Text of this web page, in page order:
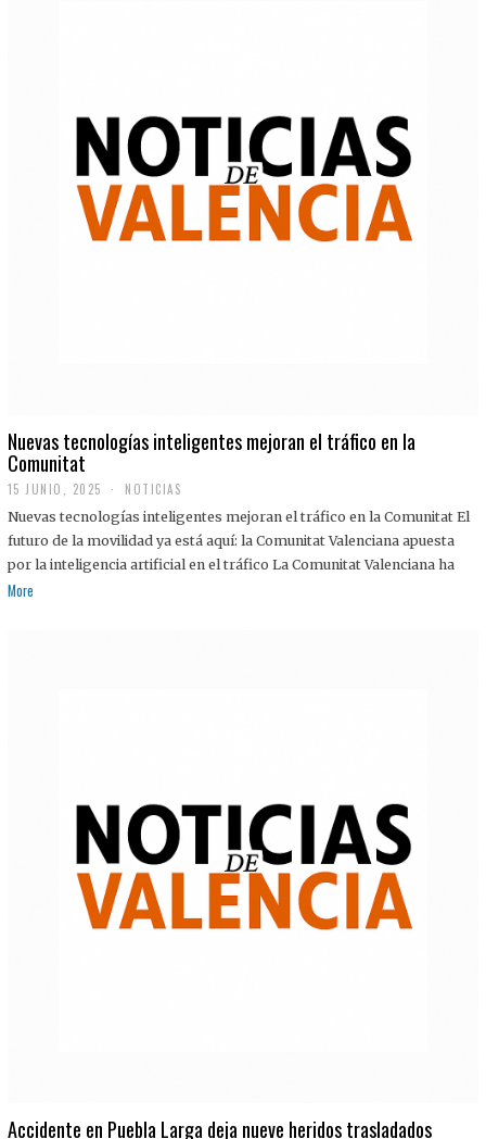
Nuevas tecnologías inteligentes mejoran el tráfico en la
Comunitat
15 JUNIO, 2025 NOTICIAS
Nuevas tecnologías inteligentes mejoran el tráfico en la Comunitat El
futuro de la movilidad ya está aquí: la Comunitat Valenciana apuesta
por la inteligencia artificial en el tráfico La Comunitat Valenciana ha
More
Accidente en Puebla Larga deja nueve heridos trasladados